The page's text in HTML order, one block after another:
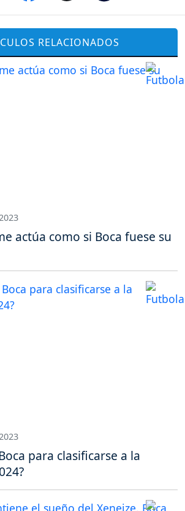
RELACIONADOS
actúa como si Boca fuese su
para clasificarse a la